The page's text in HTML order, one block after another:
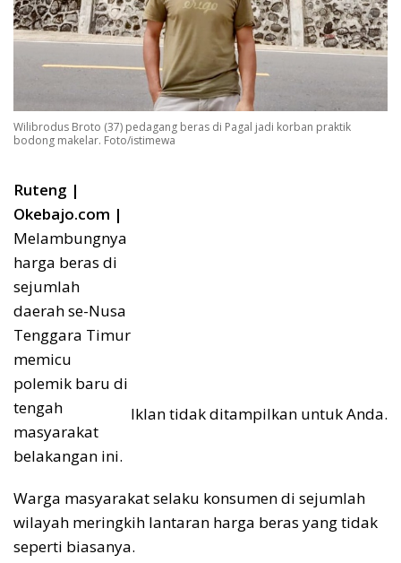
Wilibrodus Broto (37) pedagang beras di Pagal jadi korban praktik
bodong makelar. Foto/istimewa
Iklan tidak ditampilkan untuk Anda.
Ruteng |
Okebajo.com |
Melambungnya
harga beras di
sejumlah
daerah se-Nusa
Tenggara Timur
memicu
polemik baru di
tengah
masyarakat
belakangan ini.
Warga masyarakat selaku konsumen di sejumlah
wilayah meringkih lantaran harga beras yang tidak
seperti biasanya.